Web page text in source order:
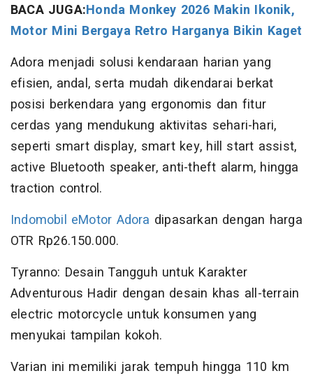
BACA JUGA:Honda Monkey 2026 Makin Ikonik,
Motor Mini Bergaya Retro Harganya Bikin Kaget
Adora menjadi solusi kendaraan harian yang
efisien, andal, serta mudah dikendarai berkat
posisi berkendara yang ergonomis dan fitur
cerdas yang mendukung aktivitas sehari-hari,
seperti smart display, smart key, hill start assist,
active Bluetooth speaker, anti-theft alarm, hingga
traction control.
Indomobil eMotor Adora dipasarkan dengan harga
OTR Rp26.150.000.
Tyranno: Desain Tangguh untuk Karakter
Adventurous Hadir dengan desain khas all-terrain
electric motorcycle untuk konsumen yang
menyukai tampilan kokoh.
Varian ini memiliki jarak tempuh hingga 110 km